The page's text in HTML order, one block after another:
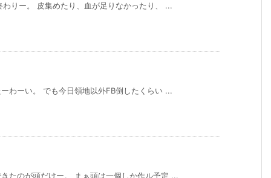
りー。 皮集めたり、血が足りなかったり、 ...
わーい。 でも今日領地以外FB倒したくらい ...
たのが頭だけー。 まぁ頭は一個しか作ル予定 ...